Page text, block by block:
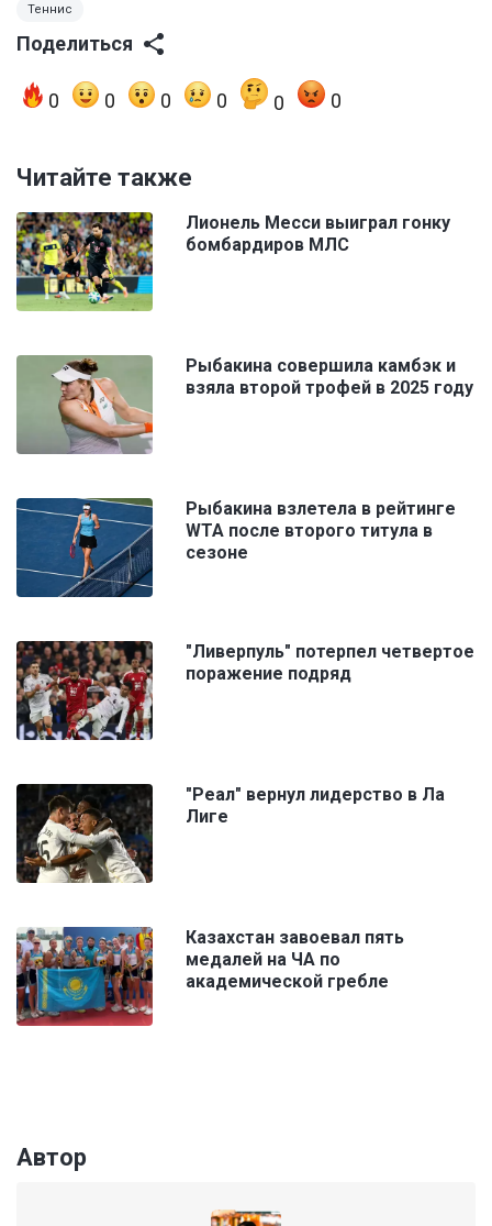
Теннис
Поделиться
0 0 0 0 0 0
Читайте также
Лионель Месси выиграл гонку
бомбардиров МЛС
Рыбакина совершила камбэк и
взяла второй трофей в 2025 году
Рыбакина взлетела в рейтинге
WTA после второго титула в
сезоне
"Ливерпуль" потерпел четвертое
поражение подряд
"Реал" вернул лидерство в Ла
Лиге
Казахстан завоевал пять
медалей на ЧА по
академической гребле
Автор